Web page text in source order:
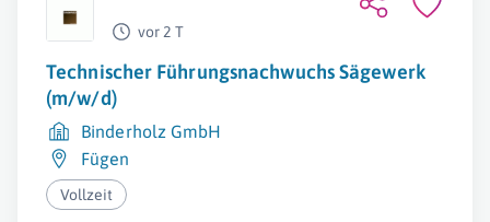
vor 2 T
Technischer Führungsnachwuchs Sägewerk
(m/w/d)
Binderholz GmbH
Fügen
Vollzeit